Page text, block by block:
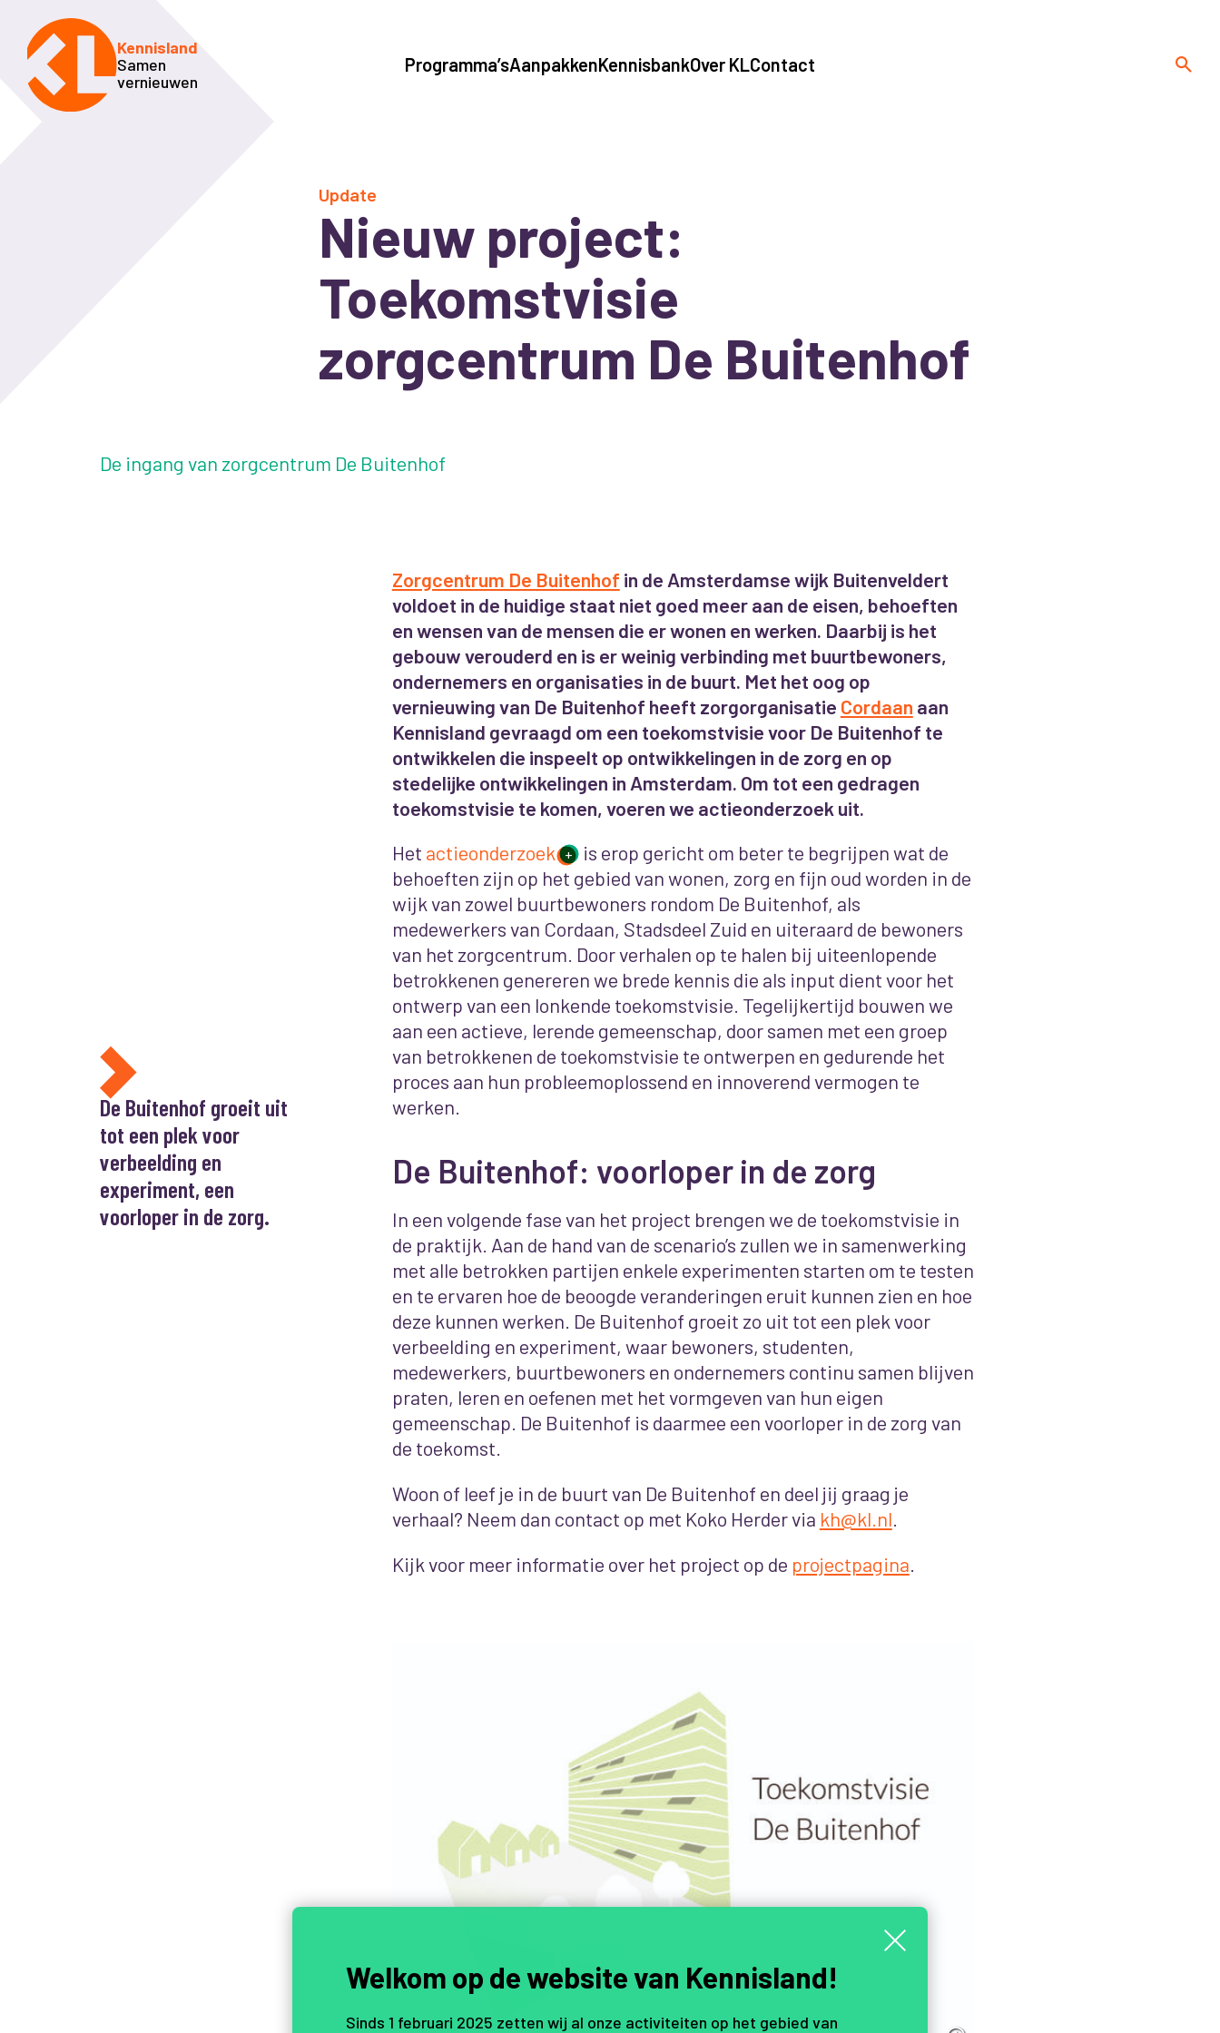
Kennisland
Samen
vernieuwen
Programma’sAanpakkenKennisbankOver KLContact
Update
Nieuw project:
Toekomstvisie
zorgcentrum De Buitenhof
De ingang van zorgcentrum De Buitenhof
Zorgcentrum De Buitenhof in de Amsterdamse wijk Buitenveldert
voldoet in de huidige staat niet goed meer aan de eisen, behoeften
en wensen van de mensen die er wonen en werken. Daarbij is het
gebouw verouderd en is er weinig verbinding met buurtbewoners,
ondernemers en organisaties in de buurt. Met het oog op
vernieuwing van De Buitenhof heeft zorgorganisatie Cordaan aan
Kennisland gevraagd om een toekomstvisie voor De Buitenhof te
ontwikkelen die inspeelt op ontwikkelingen in de zorg en op
stedelijke ontwikkelingen in Amsterdam. Om tot een gedragen
toekomstvisie te komen, voeren we actieonderzoek uit.
Het actieonderzoek + is erop gericht om beter te begrijpen wat de
behoeften zijn op het gebied van wonen, zorg en fijn oud worden in de
wijk van zowel buurtbewoners rondom De Buitenhof, als
medewerkers van Cordaan, Stadsdeel Zuid en uiteraard de bewoners
van het zorgcentrum. Door verhalen op te halen bij uiteenlopende
betrokkenen genereren we brede kennis die als input dient voor het
ontwerp van een lonkende toekomstvisie. Tegelijkertijd bouwen we
aan een actieve, lerende gemeenschap, door samen met een groep
van betrokkenen de toekomstvisie te ontwerpen en gedurende het
proces aan hun probleemoplossend en innoverend vermogen te
werken.
De Buitenhof: voorloper in de zorg
In een volgende fase van het project brengen we de toekomstvisie in
de praktijk. Aan de hand van de scenario’s zullen we in samenwerking
met alle betrokken partijen enkele experimenten starten om te testen
en te ervaren hoe de beoogde veranderingen eruit kunnen zien en hoe
deze kunnen werken. De Buitenhof groeit zo uit tot een plek voor
verbeelding en experiment, waar bewoners, studenten,
medewerkers, buurtbewoners en ondernemers continu samen blijven
praten, leren en oefenen met het vormgeven van hun eigen
gemeenschap. De Buitenhof is daarmee een voorloper in de zorg van
de toekomst.
Woon of leef je in de buurt van De Buitenhof en deel jij graag je
verhaal? Neem dan contact op met Koko Herder via kh@kl.nl
Kijk voor meer informatie over het project op de projectpagina
De Buitenhof groeit uit
tot een plek voor
verbeelding en
experiment, een
voorloper in de zorg.
Welkom op de website van Kennisland!
Sinds 1 februari 2025 zetten wij al onze activiteiten op het gebied van